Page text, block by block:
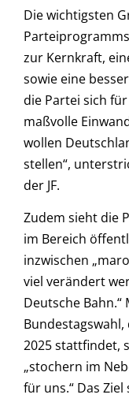
Die wichtigsten
zur Kernkraft,
sowie eine
die Partei sich
maßvolle
wollen
stellen“,
der JF.
Zudem sieht die
im Bereich
inzwischen
viel verändert
Deutsche
2025 stattfindet,
„stochern im
für uns.“ Das